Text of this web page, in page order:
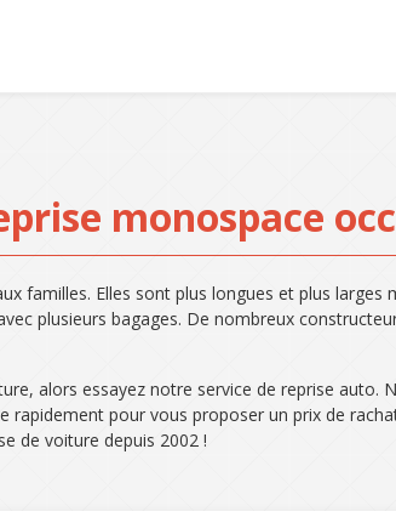
monospace
familles. Elles sont plus longues et plus
plusieurs bagages. De nombreux
alors essayez notre service de reprise auto.
pour vous proposer un prix de
de voiture depuis 2002 !